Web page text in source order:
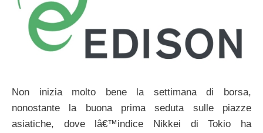
Non inizia molto bene la settimana di borsa,
nonostante la buona prima seduta sulle piazze
asiatiche, dove lâ€™indice Nikkei di Tokio ha